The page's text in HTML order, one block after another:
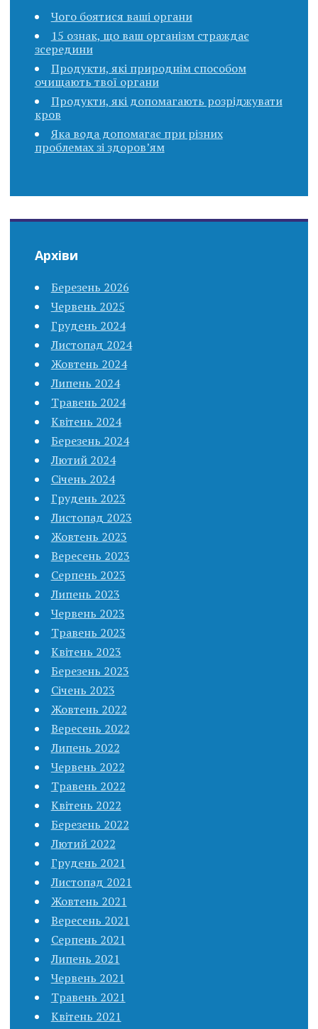
Чого боятися ваші органи
15 ознак, що ваш організм страждає
зсередини
Продукти, які природнім способом
очищають твої органи
Продукти, які допомагають розріджувати
кров
Яка вода допомагає при різних
проблемах зі здоров’ям
Архіви
Березень 2026
Червень 2025
Грудень 2024
Листопад 2024
Жовтень 2024
Липень 2024
Травень 2024
Квітень 2024
Березень 2024
Лютий 2024
Січень 2024
Грудень 2023
Листопад 2023
Жовтень 2023
Вересень 2023
Серпень 2023
Липень 2023
Червень 2023
Травень 2023
Квітень 2023
Березень 2023
Січень 2023
Жовтень 2022
Вересень 2022
Липень 2022
Червень 2022
Травень 2022
Квітень 2022
Березень 2022
Лютий 2022
Грудень 2021
Листопад 2021
Жовтень 2021
Вересень 2021
Серпень 2021
Липень 2021
Червень 2021
Травень 2021
Квітень 2021